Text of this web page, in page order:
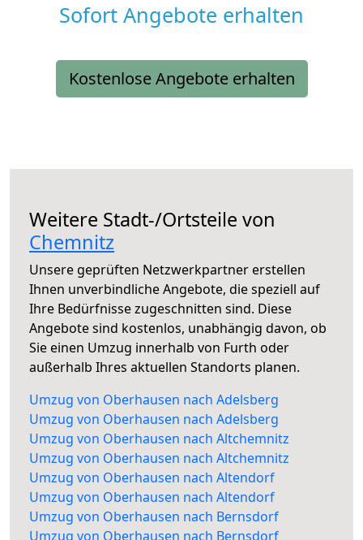
Sofort Angebote erhalten
Kostenlose Angebote erhalten
Weitere Stadt-/Ortsteile von
Chemnitz
Unsere geprüften Netzwerkpartner erstellen
Ihnen unverbindliche Angebote, die speziell auf
Ihre Bedürfnisse zugeschnitten sind. Diese
Angebote sind kostenlos, unabhängig davon, ob
Sie einen Umzug innerhalb von Furth oder
außerhalb Ihres aktuellen Standorts planen.
Umzug von Oberhausen nach Adelsberg
Umzug von Oberhausen nach Adelsberg
Umzug von Oberhausen nach Altchemnitz
Umzug von Oberhausen nach Altchemnitz
Umzug von Oberhausen nach Altendorf
Umzug von Oberhausen nach Altendorf
Umzug von Oberhausen nach Bernsdorf
Umzug von Oberhausen nach Bernsdorf